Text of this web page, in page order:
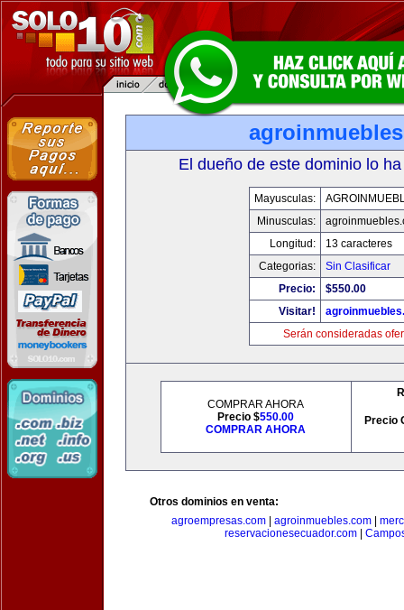
El dueño de este dominio lo
Mayusculas:
Minusculas:
Longitud:
13 caracteres
Categorias:
Sin Clasificar
Precio:
$550.00
Visitar!
Serán consideradas
COMPRAR AHORA
Precio $550.00
COMPRAR AHORA
Precio
Otros dominios en venta:
agroempresas.com| agroinmuebles.com|
reservacionesecuador.com